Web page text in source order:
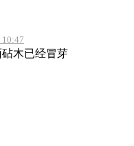
木已经冒芽